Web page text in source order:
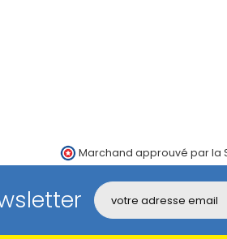
Marchand approuvé par la